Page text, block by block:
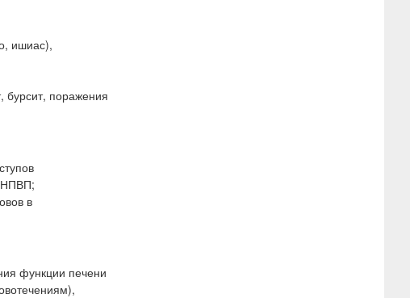
ишиас),
бурсит, поражения
НПВП;
в
функции печени